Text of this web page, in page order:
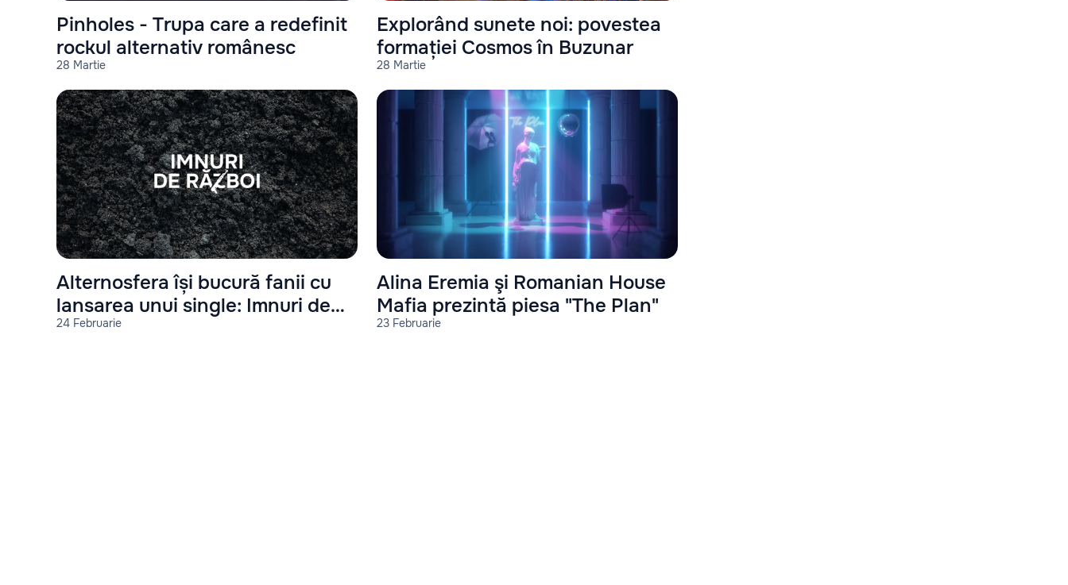
28 Martie
Pinholes - Trupa care a redefinit
rockul alternativ românesc
28 Martie
Explorând sunete noi: povestea
formației Cosmos în Buzunar
24 Februarie
Alternosfera își bucură fanii cu
lansarea unui single: Imnuri de
război
23 Februarie
Alina Eremia şi Romanian House
Mafia prezintă piesa "The Plan"